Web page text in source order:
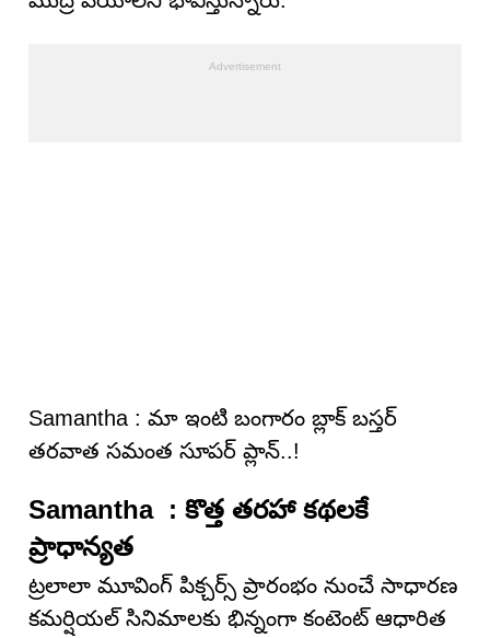
Samantha : మా ఇంటి బంగారం బ్లాక్ బస్తర్
తరవాత సమంత సూపర్ ప్లాన్..!
Samantha : కొత్త తరహా కథలకే
ప్రాధాన్యత
ట్రలాలా మూవింగ్ పిక్చర్స్ ప్రారంభం నుంచే సాధారణ
కమర్షియల్ సినిమాలకు భిన్నంగా కంటెంట్ ఆధారిత